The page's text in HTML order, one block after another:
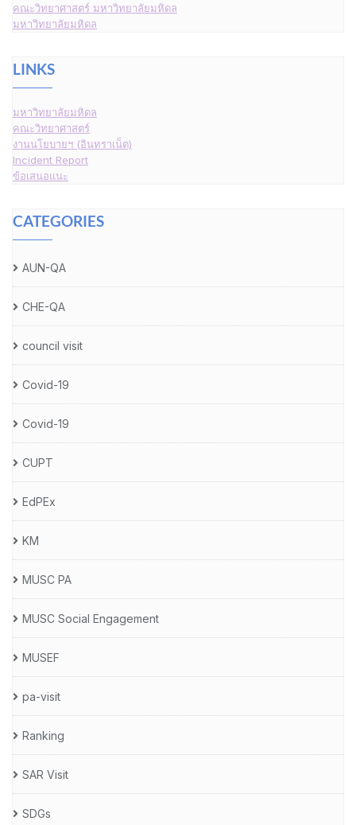
คณะวิทยาศาสตร์ มหาวิทยาลัยมหิดล
มหาวิทยาลัยมหิดล
LINKS
มหาวิทยาลัยมหิดล
คณะวิทยาศาสตร์
งานนโยบายฯ (อินทราเน็ต)
Incident Report
ข้อเสนอแนะ
CATEGORIES
AUN-QA
CHE-QA
council visit
Covid-19
Covid-19
CUPT
EdPEx
KM
MUSC PA
MUSC Social Engagement
MUSEF
pa-visit
Ranking
SAR Visit
SDGs